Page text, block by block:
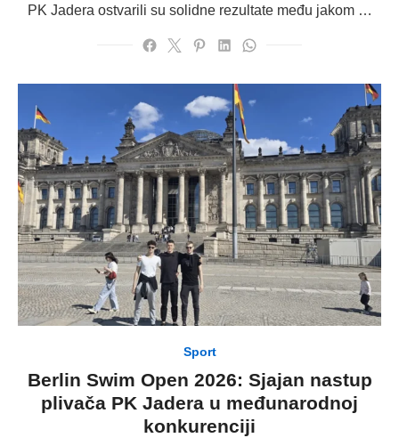
PK Jadera ostvarili su solidne rezultate među jakom …
Sport
Berlin Swim Open 2026: Sjajan nastup
plivača PK Jadera u međunarodnoj
konkurenciji